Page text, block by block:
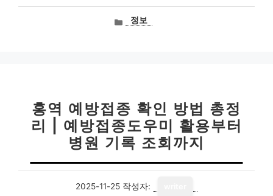
카정보
홍역 예방접종 확인 방법 총정
리 | 예방접종도우미 활용부터
병원 기록 조회까지
2025-11-25 작성자: